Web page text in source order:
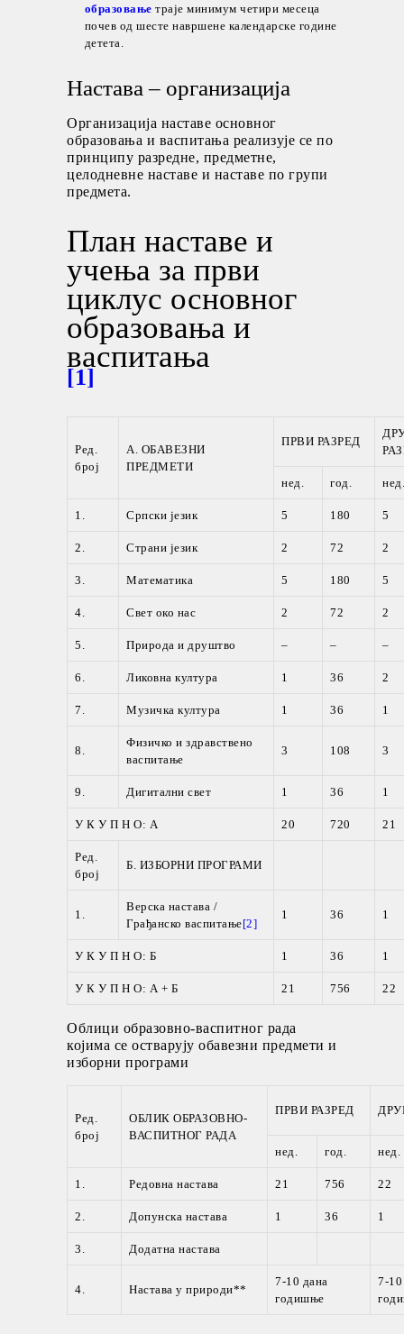
образовање траје минимум четири месеца
почев од шесте навршене календарске године
детета.
Настава – организација
Организација наставе основног
образовања и васпитања реализује се по
принципу разредне, предметне,
целодневне наставе и наставе по групи
предмета.
План наставе и
учења за први
циклус основног
образовања и
васпитања
[1]
Ред.
број
А. ОБАВЕЗНИ
ПРЕДМЕТИ
ПРВИ РАЗРЕД
нед. год. нед.
1. Српски језик 5 180 5
2. Страни језик 2 72 2
3. Математика 5 180 5
4. Свет око нас 2 72 2
5. Природа и друштво – – –
6. Ликовна култура 1 36 2
7. Музичка култура 1 36 1
8.
Физичко и здравствено
васпитање
3 108 3
9. Дигитални свет 1 36 1
У К У П Н О: А 20 720 21
Ред.
број
Б. ИЗБОРНИ ПРОГРАМИ
1.
Верска настава /
Грађанско васпитање[2]
1 36 1
У К У П Н О: Б 1 36 1
У К У П Н О: А + Б 21 756 22
Облици образовно-васпитног рада
којима се остварују обавезни предмети и
изборни програми
Ред.
број
ОБЛИК ОБРАЗОВНО-
ВАСПИТНОГ РАДА
ПРВИ РАЗРЕД
нед. год. нед.
1. Редовна настава 21 756 22
2. Допунска настава 1 36 1
3. Додатна настава
4. Настава у природи**
7-10 дана
годишње
7-10